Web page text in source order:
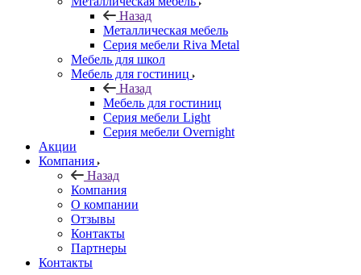
Назад
Металлическая мебель
Серия мебели Riva Metal
Мебель для школ
Мебель для гостиниц
Назад
Мебель для гостиниц
Серия мебели Light
Серия мебели Overnight
Акции
Компания
Назад
Компания
О компании
Отзывы
Контакты
Партнеры
Контакты